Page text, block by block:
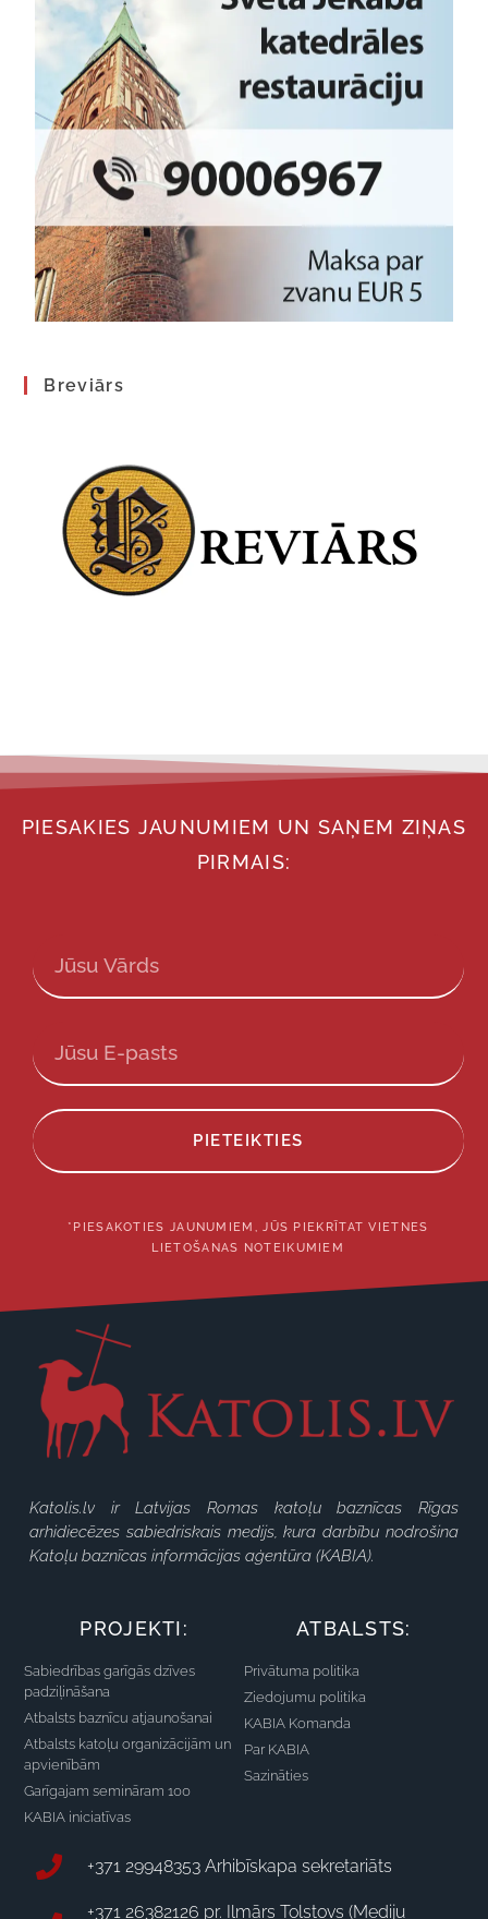
Breviārs
PIESAKIES JAUNUMIEM UN SAŅEM ZIŅAS
PIRMAIS:
PIETEIKTIES
*PIESAKOTIES JAUNUMIEM, JŪS PIEKRĪTAT VIETNES
LIETOŠANAS NOTEIKUMIEM
Katolis.lv ir Latvijas Romas katoļu baznīcas Rīgas
arhidiecēzes sabiedriskais medijs, kura darbību nodrošina
Katoļu baznīcas informācijas aģentūra (KABIA).
PROJEKTI:
Sabiedrības garīgās dzīves
padziļināšana
Atbalsts baznīcu atjaunošanai
Atbalsts katoļu organizācijām un
apvienībām
Garīgajam semināram 100
KABIA iniciatīvas
ATBALSTS:
Privātuma politika
Ziedojumu politika
KABIA Komanda
Par KABIA
Sazināties
+371 29948353 Arhibīskapa sekretariāts
+371 26382126 pr. Ilmārs Tolstovs (Mediju